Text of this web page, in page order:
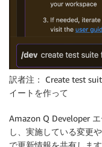
訳者注： Create test
イートを作って
Amazon Q Developer
し、実施している変更
で更新情報を共有しま